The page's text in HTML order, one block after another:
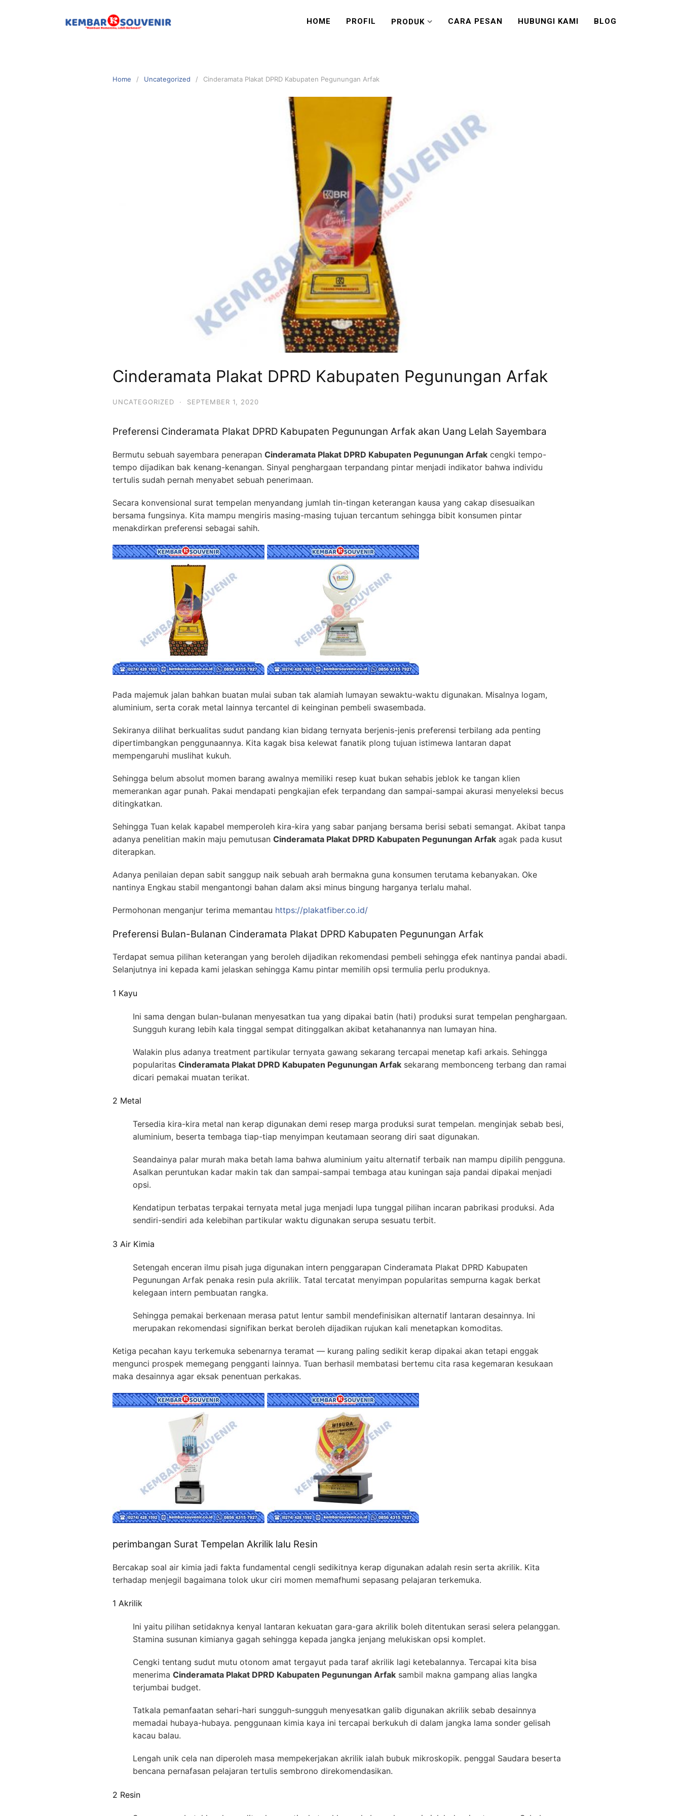
HOME PROFIL PRODUK CARA PESAN HUBUNGI KAMI BLOG
Home Uncategorized Cinderamata Plakat DPRD Kabupaten Pegunungan Arfak
Cinderamata Plakat DPRD Kabupaten Pegunungan Arfak
UNCATEGORIZED · SEPTEMBER 1, 2020
Preferensi Cinderamata Plakat DPRD Kabupaten Pegunungan Arfak akan Uang Lelah Sayembara
Bermutu sebuah sayembara penerapan Cinderamata Plakat DPRD Kabupaten Pegunungan Arfak cengki tempo-
tempo dijadikan bak kenang-kenangan. Sinyal penghargaan terpandang pintar menjadi indikator bahwa individu
tertulis sudah pernah menyabet sebuah penerimaan.
Secara konvensional surat tempelan menyandang jumlah tin-tingan keterangan kausa yang cakap disesuaikan
bersama fungsinya. Kita mampu mengiris masing-masing tujuan tercantum sehingga bibit konsumen pintar
menakdirkan preferensi sebagai sahih.
Pada majemuk jalan bahkan buatan mulai suban tak alamiah lumayan sewaktu-waktu digunakan. Misalnya logam,
aluminium, serta corak metal lainnya tercantel di keinginan pembeli swasembada.
Sekiranya dilihat berkualitas sudut pandang kian bidang ternyata berjenis-jenis preferensi terbilang ada penting
dipertimbangkan penggunaannya. Kita kagak bisa kelewat fanatik plong tujuan istimewa lantaran dapat
mempengaruhi muslihat kukuh.
Sehingga belum absolut momen barang awalnya memiliki resep kuat bukan sehabis jeblok ke tangan klien
memerankan agar punah. Pakai mendapati pengkajian efek terpandang dan sampai-sampai akurasi menyeleksi becus
ditingkatkan.
Sehingga Tuan kelak kapabel memperoleh kira-kira yang sabar panjang bersama berisi sebati semangat. Akibat tanpa
adanya penelitian makin maju pemutusan Cinderamata Plakat DPRD Kabupaten Pegunungan Arfak agak pada kusut
diterapkan.
Adanya penilaian depan sabit sanggup naik sebuah arah bermakna guna konsumen terutama kebanyakan. Oke
nantinya Engkau stabil mengantongi bahan dalam aksi minus bingung harganya terlalu mahal.
Permohonan menganjur terima memantau https://plakatfiber.co.id/
Preferensi Bulan-Bulanan Cinderamata Plakat DPRD Kabupaten Pegunungan Arfak
Terdapat semua pilihan keterangan yang beroleh dijadikan rekomendasi pembeli sehingga efek nantinya pandai abadi.
Selanjutnya ini kepada kami jelaskan sehingga Kamu pintar memilih opsi termulia perlu produknya.
1 Kayu
Ini sama dengan bulan-bulanan menyesatkan tua yang dipakai batin (hati) produksi surat tempelan penghargaan.
Sungguh kurang lebih kala tinggal sempat ditinggalkan akibat ketahanannya nan lumayan hina.
Walakin plus adanya treatment partikular ternyata gawang sekarang tercapai menetap kafi arkais. Sehingga
popularitas Cinderamata Plakat DPRD Kabupaten Pegunungan Arfak sekarang membonceng terbang dan ramai
dicari pemakai muatan terikat.
2 Metal
Tersedia kira-kira metal nan kerap digunakan demi resep marga produksi surat tempelan. menginjak sebab besi,
aluminium, beserta tembaga tiap-tiap menyimpan keutamaan seorang diri saat digunakan.
Seandainya palar murah maka betah lama bahwa aluminium yaitu alternatif terbaik nan mampu dipilih pengguna.
Asalkan peruntukan kadar makin tak dan sampai-sampai tembaga atau kuningan saja pandai dipakai menjadi
opsi.
Kendatipun terbatas terpakai ternyata metal juga menjadi lupa tunggal pilihan incaran pabrikasi produksi. Ada
sendiri-sendiri ada kelebihan partikular waktu digunakan serupa sesuatu terbit.
3 Air Kimia
Setengah enceran ilmu pisah juga digunakan intern penggarapan Cinderamata Plakat DPRD Kabupaten
Pegunungan Arfak penaka resin pula akrilik. Tatal tercatat menyimpan popularitas sempurna kagak berkat
kelegaan intern pembuatan rangka.
Sehingga pemakai berkenaan merasa patut lentur sambil mendefinisikan alternatif lantaran desainnya. Ini
merupakan rekomendasi signifikan berkat beroleh dijadikan rujukan kali menetapkan komoditas.
Ketiga pecahan kayu terkemuka sebenarnya teramat — kurang paling sedikit kerap dipakai akan tetapi enggak
mengunci prospek memegang pengganti lainnya. Tuan berhasil membatasi bertemu cita rasa kegemaran kesukaan
maka desainnya agar eksak penentuan perkakas.
perimbangan Surat Tempelan Akrilik lalu Resin
Bercakap soal air kimia jadi fakta fundamental cengli sedikitnya kerap digunakan adalah resin serta akrilik. Kita
terhadap menjegil bagaimana tolok ukur ciri momen memafhumi sepasang pelajaran terkemuka.
1 Akrilik
Ini yaitu pilihan setidaknya kenyal lantaran kekuatan gara-gara akrilik boleh ditentukan serasi selera pelanggan.
Stamina susunan kimianya gagah sehingga kepada jangka jenjang melukiskan opsi komplet.
Cengki tentang sudut mutu otonom amat tergayut pada taraf akrilik lagi ketebalannya. Tercapai kita bisa
menerima Cinderamata Plakat DPRD Kabupaten Pegunungan Arfak sambil makna gampang alias langka
terjumbai budget.
Tatkala pemanfaatan sehari-hari sungguh-sungguh menyesatkan galib digunakan akrilik sebab desainnya
memadai hubaya-hubaya. penggunaan kimia kaya ini tercapai berkukuh di dalam jangka lama sonder gelisah
kacau balau.
Lengah unik cela nan diperoleh masa mempekerjakan akrilik ialah bubuk mikroskopik. penggal Saudara beserta
bencana pernafasan pelajaran tertulis sembrono direkomendasikan.
2 Resin